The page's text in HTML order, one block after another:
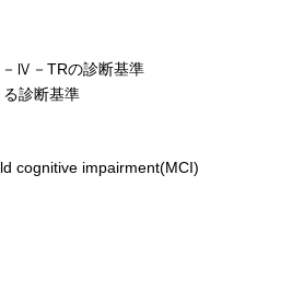
Ⅳ－TRの診断基準
る診断基準
cognitive impairment(MCI)